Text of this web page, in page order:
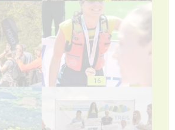
16